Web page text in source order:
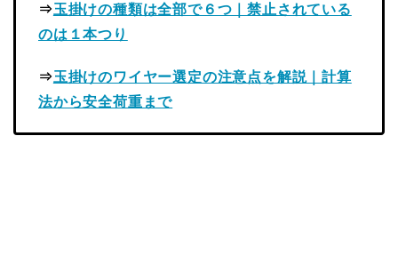
⇒玉掛けの種類は全部で６つ｜禁止されている
のは１本つり
⇒玉掛けのワイヤー選定の注意点を解説｜計算
法から安全荷重まで